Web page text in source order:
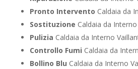
Pronto Intervento Caldaia da
Sostituzione Caldaia da
Pulizia Caldaia da Interno
Controllo Fumi Caldaia da
Bollino Blu Caldaia da Interno